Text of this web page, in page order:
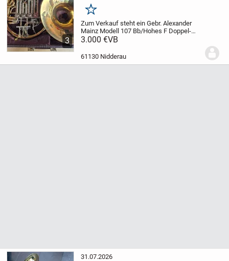
3
Merken
Zum Verkauf steht ein Gebr. Alexander
Mainz Modell 107 Bb/Hohes F Doppel-
Diskanthorn, Baujahr 1989. Dieses hoch
charakteristischen Alexander-Klang und
3.000 €VB
61130 Nidderau
31.07.2026